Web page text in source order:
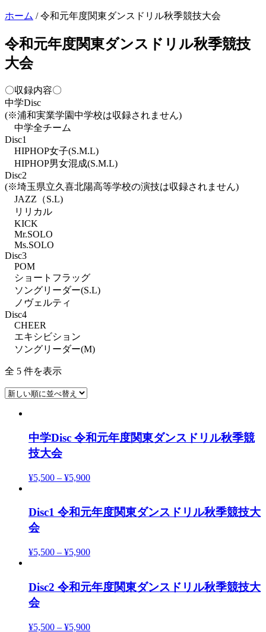
ホーム / 令和元年度関東ダンスドリル秋季競技大会
令和元年度関東ダンスドリル秋季競技
大会
〇収録内容〇
中学Disc
(※浦和実業学園中学校は収録されません)
中学全チーム
Disc1
HIPHOP女子(S.M.L)
HIPHOP男女混成(S.M.L)
Disc2
(※埼玉県立久喜北陽高等学校の演技は収録されません)
JAZZ（S.L)
リリカル
KICK
Mr.SOLO
Ms.SOLO
Disc3
POM
ショートフラッグ
ソングリーダー(S.L)
ノヴェルティ
Disc4
CHEER
エキシビション
ソングリーダー(M)
全 5 件を表示
中学Disc 令和元年度関東ダンスドリル秋季競
技大会
¥5,500 – ¥5,900
Disc1 令和元年度関東ダンスドリル秋季競技大
会
¥5,500 – ¥5,900
Disc2 令和元年度関東ダンスドリル秋季競技大
会
¥5,500 – ¥5,900